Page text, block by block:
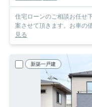
住宅ローンのご相談お任せ
案させて頂きます。お車の
見る
新築一戸建